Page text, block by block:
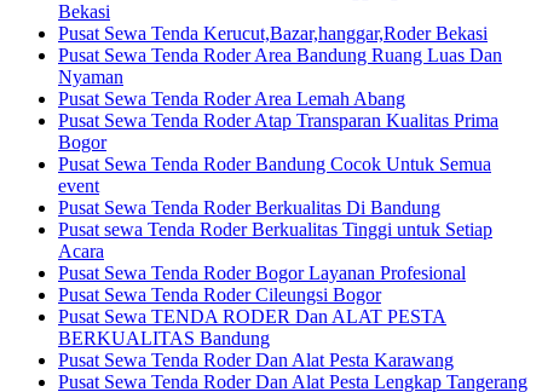
Bekasi
Pusat Sewa Tenda Kerucut,Bazar,hanggar,Roder Bekasi
Pusat Sewa Tenda Roder Area Bandung Ruang Luas Dan
Nyaman
Pusat Sewa Tenda Roder Area Lemah Abang
Pusat Sewa Tenda Roder Atap Transparan Kualitas Prima
Bogor
Pusat Sewa Tenda Roder Bandung Cocok Untuk Semua
event
Pusat Sewa Tenda Roder Berkualitas Di Bandung
Pusat sewa Tenda Roder Berkualitas Tinggi untuk Setiap
Acara
Pusat Sewa Tenda Roder Bogor Layanan Profesional
Pusat Sewa Tenda Roder Cileungsi Bogor
Pusat Sewa TENDA RODER Dan ALAT PESTA
BERKUALITAS Bandung
Pusat Sewa Tenda Roder Dan Alat Pesta Karawang
Pusat Sewa Tenda Roder Dan Alat Pesta Lengkap Tangerang